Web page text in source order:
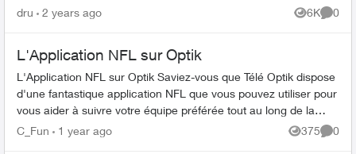
arrière-p...
dru 2 years ago 6K
Views
0
L'Application NFL sur Optik
L'Application NFL sur Optik Saviez-vous que Télé Optik dispose
d'une fantastique application NFL que vous pouvez utiliser pour
vous aider à suivre votre équipe préférée tout au long de la
sai...
C_Fun 1 year ago 375
Views
0